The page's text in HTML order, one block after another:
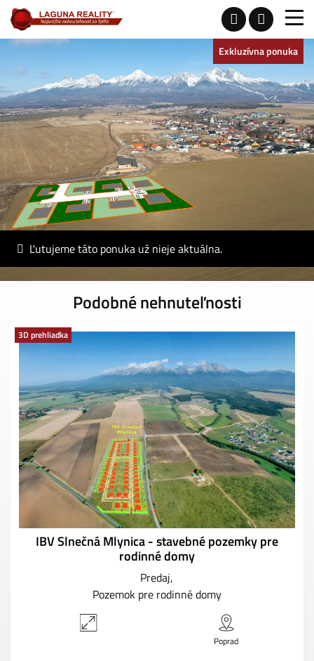
Exkluzívna ponuka
Ľutujeme táto ponuka už nieje aktuálna.
Podobné nehnuteľnosti
3D prehliadka
IBV Slnečná Mlynica - stavebné pozemky pre
rodinné domy
Predaj
Pozemok pre rodinné domy
Poprad